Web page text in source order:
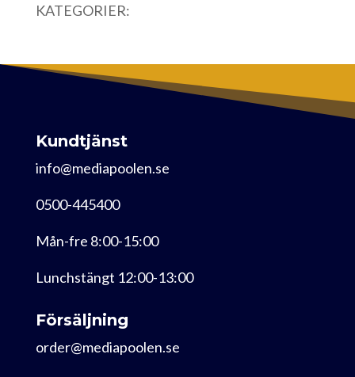
KATEGORIER:
Kundtjänst
info@mediapoolen.se
0500-445400
Mån-fre 8:00-15:00
Lunchstängt 12:00-13:00
Försäljning
order@mediapoolen.se